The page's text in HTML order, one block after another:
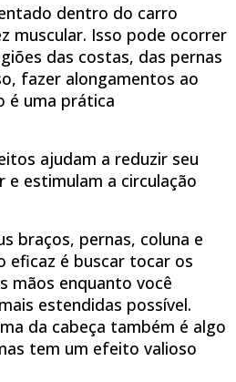
dentro do carro
muscular. Isso pode ocorrer
das costas, das pernas
fazer alongamentos ao
é uma prática
ajudam a reduzir seu
estimulam a circulação
braços, pernas, coluna e
eficaz é buscar tocar os
mãos enquanto você
estendidas possível.
da cabeça também é algo
tem um efeito valioso